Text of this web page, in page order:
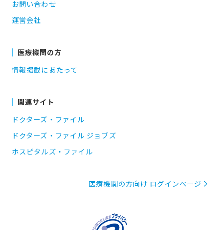
お問い合わせ
運営会社
医療機関の方
情報掲載にあたって
関連サイト
ドクターズ・ファイル
ドクターズ・ファイル ジョブズ
ホスピタルズ・ファイル
医療機関の方向け ログインページ